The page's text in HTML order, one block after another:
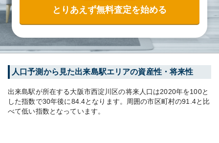
とりあえず無料査定を始める
人口予測から見た出来島駅エリアの資産性・将来性
出来島駅が所在する大阪市西淀川区の将来人口は2020年を100と
した指数で30年後に84.4となります。 周囲の市区町村の91.4と比
べて低い指数となっています。